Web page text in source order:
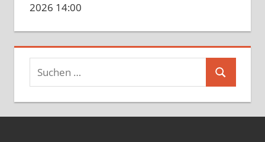
2026 14:00
Suchen
nach:
Suchen